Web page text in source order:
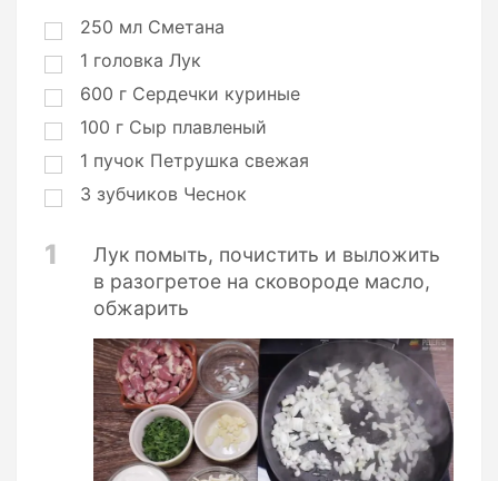
ц
и
250 мл Сметана
1 головка Лук
600 г Сердечки куриные
100 г Сыр плавленый
1 пучок Петрушка свежая
3 зубчиков Чеснок
1
Лук помыть, почистить и выложить
в разогретое на сковороде масло,
обжарить